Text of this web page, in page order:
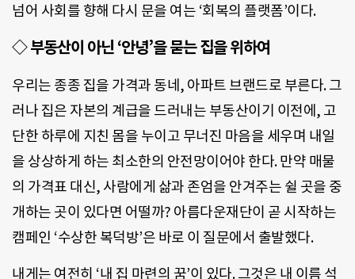
넘어 사회를 향해 다시 문을 여는 ‘회복의 플랫폼’이다.
◇ 부동산이 아닌 ‘안녕’을 묻는 집을 위하여
우리는 종종 집을 가격과 동네, 아파트 브랜드로 부른다. 그
러나 집은 자본의 계급을 드러내는 부동산이기 이전에, 고
단한 하루에 지친 몸을 누이고 무너진 마음을 세우며 내일
을 상상하게 하는 최소한의 안전망이어야 한다. 만약 매물
의 가격표 대신, 사람에게 삶과 존엄을 안겨주는 쉴 곳을 중
개하는 곳이 있다면 어떨까? 아름다운재단이 곧 시작하는
캠페인 ‘수상한 복덕방’은 바로 이 질문에서 출발했다.
내게는 여전히 ‘내 집 마련의 꿈’이 있다. 그것은 내 이름 석